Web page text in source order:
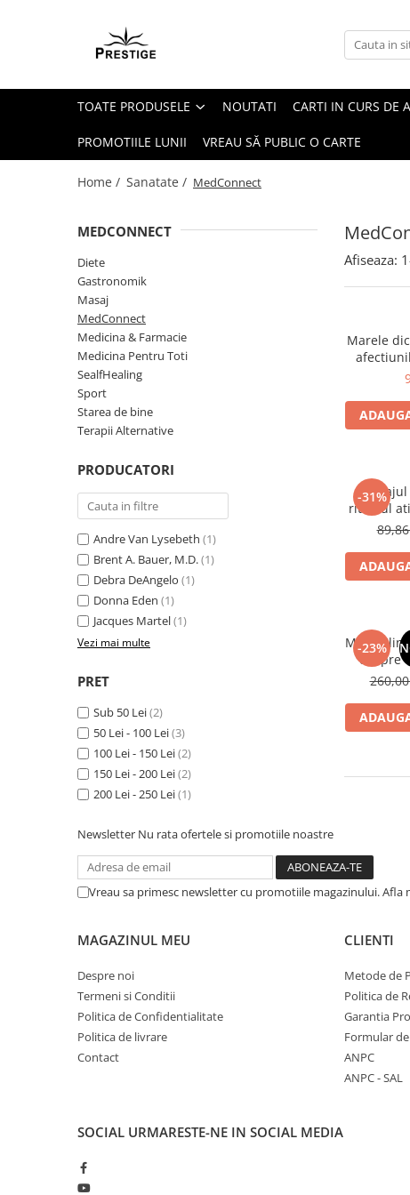
Toate Produsele
Pachete Speciale Carti
Spiritualitate - Ezoterism
AngelConnection
Chiromantie
Dezvoltare Spirituala
KidConnection
Minte Corp
New Illuminati Files
Numerologie
Paranormal
Parapsihologie
ReConnect
ScienceConnection
SelfConnect
SelfHealing
Vindecare Spirituala
Gastronomik
MedConnect
Medicina & Farmacie
Medicina Pentru Toti
Starea de bine
Terapii Alternative
Beletristica
Carti pentru Adolescenti, Young
Crime, Thriller, Mistery
TOATE PRODUSELE NOUTATI CARTI IN CURS DE
PROMOTIILE LUNII VREAU SĂ PUBLIC O CARTE
Home / Sanatate / MedConnect
MEDCONNECT
Diete
Gastronomik
Masaj
MedConnect
Medicina & Farmacie
Medicina Pentru Toti
SealfHealing
Sport
Starea de bine
Terapii Alternative
PRODUCATORI
Andre Van Lysebeth (1)
Brent A. Bauer, M.D.(1)
Debra DeAngelo (1)
Donna Eden (1)
Jacques Martel(1)
Vezi mai multe
PRET
Sub 50 Lei(2)
50 Lei - 100 Lei(3)
100 Lei - 150 Lei(2)
150 Lei - 200 Lei(2)
200 Lei - 250 Lei(1)
Afiseaza:
Marele
-31%
ritualul
-23%
Mayo
despre
Newsletter Nu rata ofertele si promotiile noastre
Vreau sa primesc newsletter cu promotiile magazinului. Afla
MAGAZINUL MEU
Despre noi
Termeni si Conditii
Politica de Confidentialitate
Politica de livrare
Contact
CLIENTI
Metode de
Politica de
Garantia
Formular
ANPC
ANPC - SAL
SOCIAL URMARESTE-NE IN SOCIAL MEDIA